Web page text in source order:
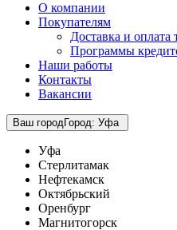
О компании
Покупателям
Доставка и оплата
Программы
Наши работы
Контакты
Вакансии
Ваш городГород: Уфа
Уфа
Стерлитамак
Нефтекамск
Октябрьский
Оренбург
Магнитогорск